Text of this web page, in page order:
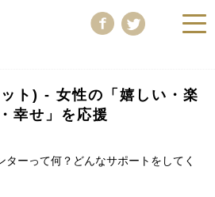
ト) - 女性の「嬉しい・楽
幸せ」を応援
ターって何？どんなサポートをしてく